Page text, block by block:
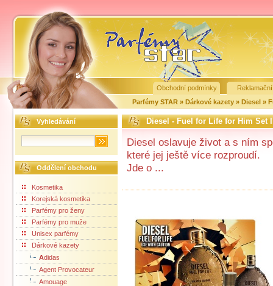
Obchodní podmínky
Parfémy STAR » Dárkové kazety » Diesel »
Vyhledávání
Oddělení obchodu
Kosmetika
Korejská kosmetika
Parfémy pro ženy
Parfémy pro muže
Unisex parfémy
Dárkové kazety
Adidas
Agent Provocateur
Amouage
Diesel - Fuel for Life for Him Set
Diesel oslavuje život a s ním
které jej ještě více rozproudí.
Jde o ...